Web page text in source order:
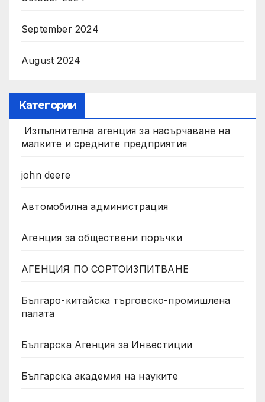
September 2024
August 2024
Категории
Изпълнителна агенция за насърчаване на
малките и средните предприятия
john deere
Автомобилна администрация
Агенция за обществени поръчки
АГЕНЦИЯ ПО СОРТОИЗПИТВАНЕ
Българо-китайска търговско-промишлена
палата
Българска Агенция за Инвестиции
Българска академия на науките